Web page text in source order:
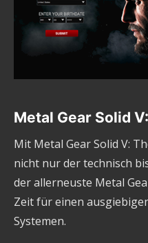
Metal Gear Solid
Mit Metal Gear Solid V:
nicht nur der technisch
der allerneuste Metal
Zeit für einen
Systemen.